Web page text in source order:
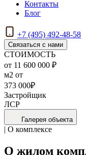
Контакты
Блог
+7 (495) 492-48-58
Связаться с нами
СТОИМОСТЬ
от 11 600 000 ₽
м2 от
373 000₽
Застройщик
ЛСР
Галерея объекта
| О комплексе
О жилом